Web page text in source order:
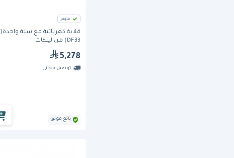
متوفر
قلاية كهربائية مع سلة واحدة(
DF33) من لينكات
5,278
توصيل مجاني
بائع موثق